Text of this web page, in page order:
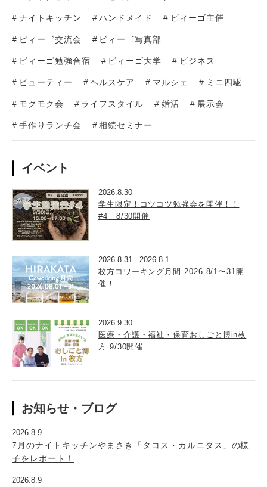
ナイトキッチン ハンドメイド ビィーゴ主催
ビィーゴ交流会 ビィーゴ写真部
ビィーゴ勉強合宿 ビィーゴ大学 ビジネス
ビューティー ヘルスケア マルシェ ミニ四駆
モクモク会 ライフスタイル 婚活 展示会
手作りランチ会 相続セミナー
イベント
2026.8.30
学生限定！コツコツ勉強会を開催！！
#4 8/30開催
2026.8.31 - 2026.8.1
枚方コワーキング月間 2026 8/1〜31開
催！
2026.9.30
医療・介護・福祉・保育おしごと博in枚
方 9/30開催
お知らせ・ブログ
2026.8.9
7月のナイトキッチンやまさき「タコス・カルニタス」の様
子をレポート！
2026.8.9